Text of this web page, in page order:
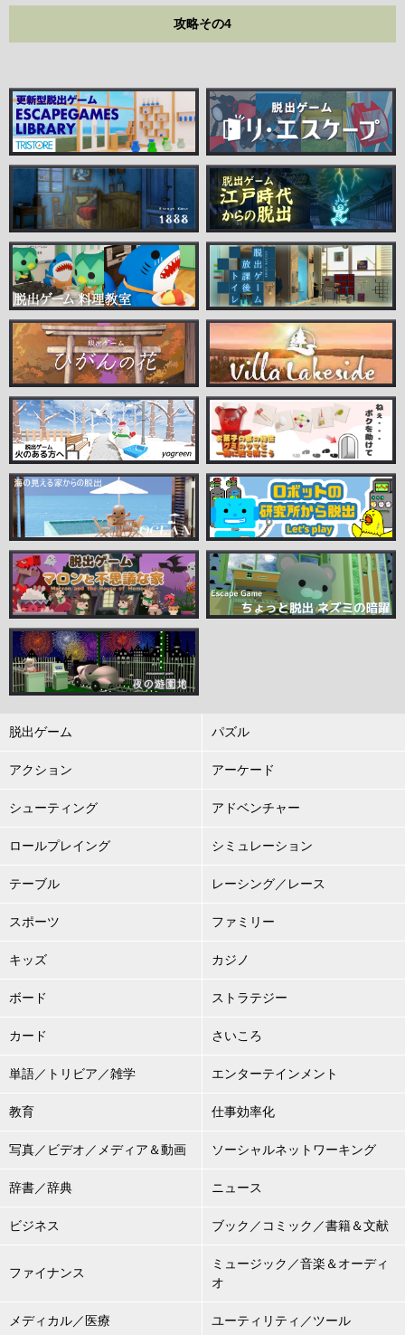
攻略その4
脱出ゲーム パズル
アクション アーケード
シューティング アドベンチャー
ロールプレイング シミュレーション
テーブル レーシング／レース
スポーツ ファミリー
キッズ カジノ
ボード ストラテジー
カード さいころ
単語／トリビア／雑学 エンターテインメント
教育 仕事効率化
写真／ビデオ／メディア＆動画 ソーシャルネットワーキング
辞書／辞典 ニュース
ビジネス ブック／コミック／書籍＆文献
ファイナンス
ミュージック／音楽＆オーディ
オ
メディカル／医療 ユーティリティ／ツール